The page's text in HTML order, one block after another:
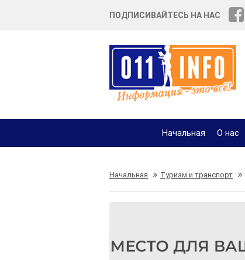
ПОДПИСИВАЙТЕСЬ НА НАС
Начальная О нас
Начальная Туризм и транспорт